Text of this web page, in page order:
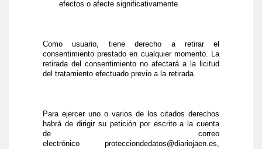
efectos o afecte significativamente.
Como usuario, tiene derecho a retirar el
consentimiento prestado en cualquier momento. La
retirada del consentimiento no afectará a la licitud
del tratamiento efectuado previo a la retirada.
Para ejercer uno o varios de los citados derechos
habrá de dirigir su petición por escrito a la cuenta
de correo
electrónicoprotecciondedatos@diariojaen.es,